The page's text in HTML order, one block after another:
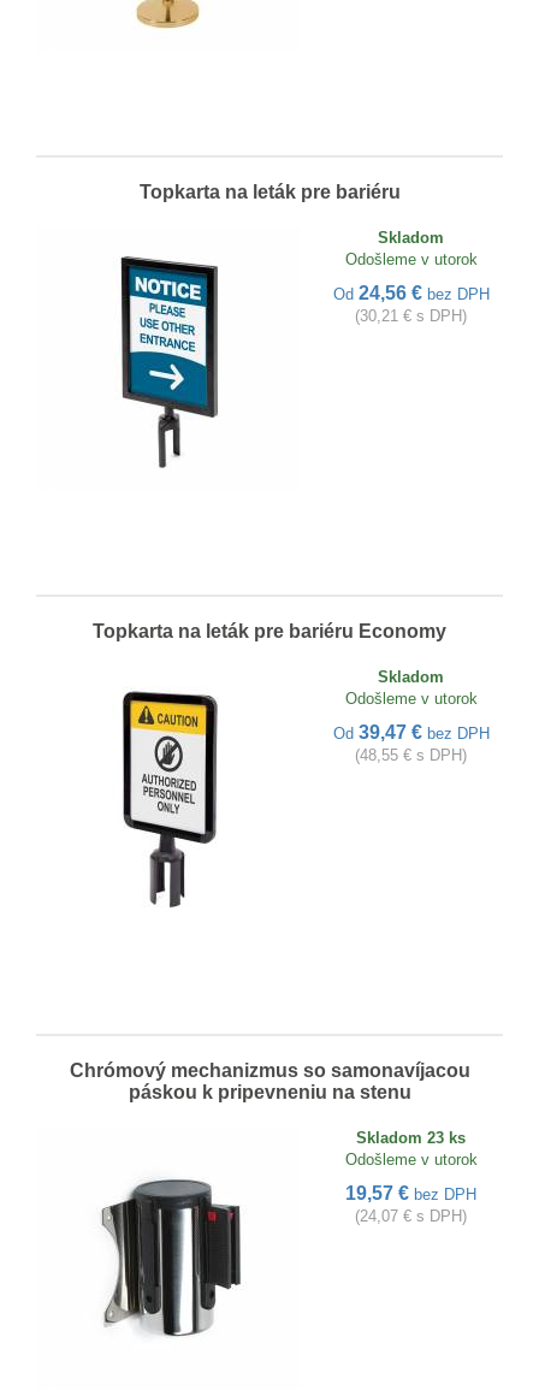
Topkarta na leták pre bariéru
Skladom
Odošleme v utorok
Od 24,56 € bez DPH
(30,21 € s DPH)
Topkarta na leták pre bariéru Economy
Skladom
Odošleme v utorok
Od 39,47 € bez DPH
(48,55 € s DPH)
Chrómový mechanizmus so samonavíjacou
páskou k pripevneniu na stenu
Skladom 23 ks
Odošleme v utorok
19,57 € bez DPH
(24,07 € s DPH)